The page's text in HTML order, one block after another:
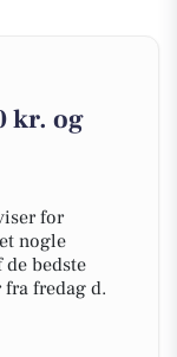
kr. og
for
nogle
bedste
fredag d.